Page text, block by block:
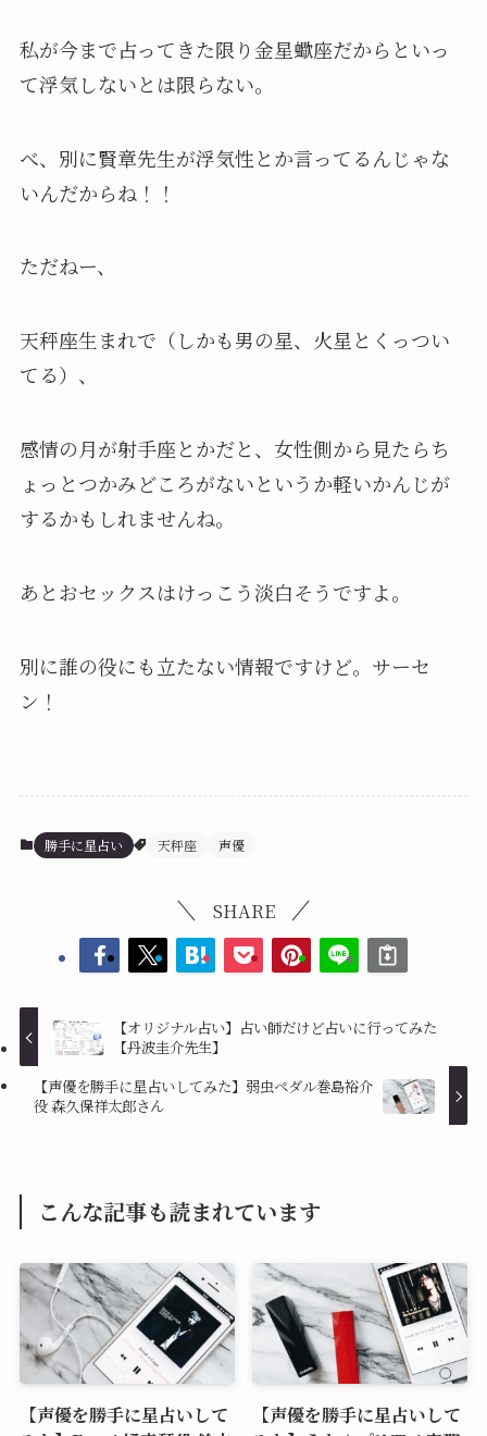
私が今まで占ってきた限り金星蠍座だからといっ
て浮気しないとは限らない。
べ、別に賢章先生が浮気性とか言ってるんじゃな
いんだからね！！
ただねー、
天秤座生まれで（しかも男の星、火星とくっつい
てる）、
感情の月が射手座とかだと、女性側から見たらち
ょっとつかみどころがないというか軽いかんじが
するかもしれませんね。
あとおセックスはけっこう淡白そうですよ。
別に誰の役にも立たない情報ですけど。サーセ
ン！
勝手に星占い 天秤座 声優
SHARE
【オリジナル占い】占い師だけど占いに行ってみた
【丹波圭介先生】
【声優を勝手に星占いしてみた】弱虫ペダル巻島裕介
役 森久保祥太郎さん
こんな記事も読まれています
【声優を勝手に星占いして
【声優を勝手に星占いして